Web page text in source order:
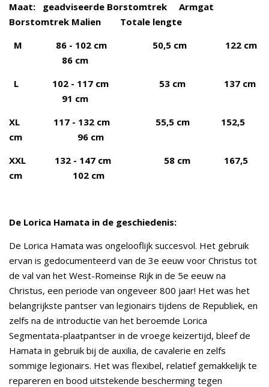
Maat: geadviseerde Borstomtrek Armgat
Borstomtrek Malien Totale lengte
M 86 - 102 cm 50,5 cm 122 cm
86 cm
L 102 - 117 cm 53 cm 137 cm
91 cm
XL 117 - 132 cm 55,5 cm 152,5
cm 96 cm
XXL 132 - 147 cm 58 cm 167,5
cm 102 cm
De Lorica Hamata in de geschiedenis:
De Lorica Hamata was ongelooflijk succesvol. Het gebruik
ervan is gedocumenteerd van de 3e eeuw voor Christus tot
de val van het West-Romeinse Rijk in de 5e eeuw na
Christus, een periode van ongeveer 800 jaar! Het was het
belangrijkste pantser van legionairs tijdens de Republiek, en
zelfs na de introductie van het beroemde Lorica
Segmentata-plaatpantser in de vroege keizertijd, bleef de
Hamata in gebruik bij de auxilia, de cavalerie en zelfs
sommige legionairs. Het was flexibel, relatief gemakkelijk te
repareren en bood uitstekende bescherming tegen